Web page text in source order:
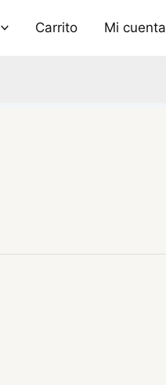
Carrito Mi cuenta